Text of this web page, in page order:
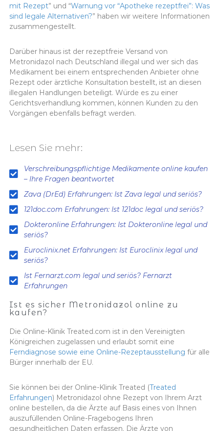
mit Rezept” und “Warnung vor “Apotheke rezeptfrei”: Was
sind legale Alternativen?” haben wir weitere Informationen
zusammengestellt.
Darüber hinaus ist der rezeptfreie Versand von
Metronidazol nach Deutschland illegal und wer sich das
Medikament bei einem entsprechenden Anbieter ohne
Rezept oder ärztliche Konsultation bestellt, ist an diesen
illegalen Handlungen beteiligt. Würde es zu einer
Gerichtsverhandlung kommen, können Kunden zu den
Vorgängen ebenfalls befragt werden.
Lesen Sie mehr:
Verschreibungspflichtige Medikamente online kaufen
– Ihre Fragen beantwortet
Zava (DrEd) Erfahrungen: Ist Zava legal und seriös?
121doc.com Erfahrungen: Ist 121doc legal und seriös?
Dokteronline Erfahrungen: Ist Dokteronline legal und
seriös?
Euroclinix.net Erfahrungen: Ist Euroclinix legal und
seriös?
Ist Fernarzt.com legal und seriös? Fernarzt
Erfahrungen
Ist es sicher Metronidazol online zu
kaufen?
Die Online-Klinik Treated.com ist in den Vereinigten
Königreichen zugelassen und erlaubt somit eine
Ferndiagnose sowie eine Online-Rezeptausstellung für alle
Bürger innerhalb der EU.
Sie können bei der Online-Klinik Treated (Treated
Erfahrungen) Metronidazol ohne Rezept von Ihrem Arzt
online bestellen, da die Ärzte auf Basis eines von Ihnen
auszufüllenden Online-Fragebogens Ihren
gesundheitlichen Daten erfassen. Die Ärzte von